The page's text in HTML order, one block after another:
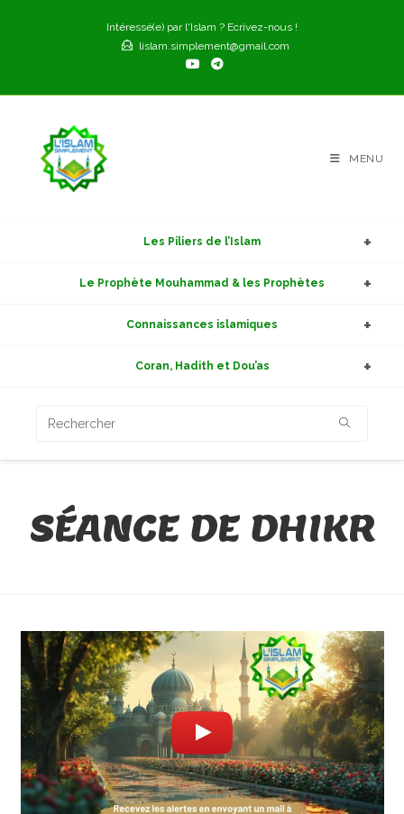
Intéressé(e) par l'Islam ? Ecrivez-nous !
lislam.simplement@gmail.com
MENU
Les Piliers de l’Islam
Le Prophète Mouhammad & les Prophètes
Connaissances islamiques
Coran, Hadith et Dou’as
SÉANCE DE DHIKR